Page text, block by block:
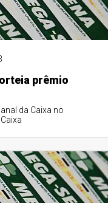
prêmio
da Caixa no